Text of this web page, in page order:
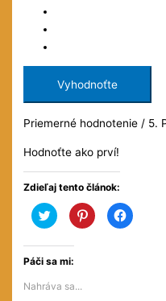
Vyhodnoťte
Priemerné hodnotenie / 5.
Hodnoťte ako prví!
Zdieľaj tento článok:
Kliknite
pre
zdieľanie
Twitter(Otvorí
novom
Kliknite
pre
zdieľanie
Kliknite
pre
Páči sa mi:
Nahráva sa...